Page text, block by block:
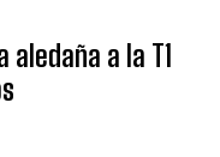
a la T1